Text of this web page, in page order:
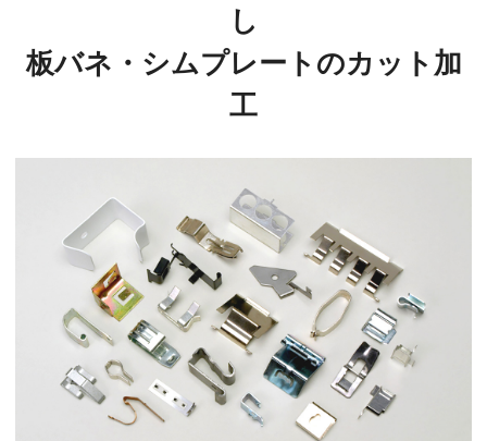
し
板バネ・シムプレートのカット加
工